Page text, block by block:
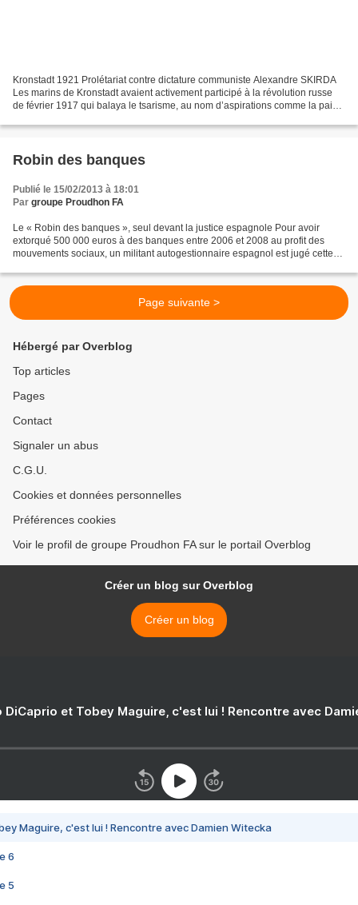
Kronstadt 1921 Prolétariat contre dictature communiste Alexandre SKIRDA
Les marins de Kronstadt avaient activement participé à la révolution russe
de février 1917 qui balaya le tsarisme, au nom d’aspirations comme la paix,
Robin des banques
Publié le 15/02/2013 à 18:01
Par groupe Proudhon FA
Le « Robin des banques », seul devant la justice espagnole Pour avoir
extorqué 500 000 euros à des banques entre 2006 et 2008 au profit des
mouvements sociaux, un militant autogestionnaire espagnol est jugé cette
Page suivante >
Hébergé par Overblog
Top articles
Pages
Contact
Signaler un abus
C.G.U.
Cookies et données personnelles
Préférences cookies
Voir le profil de groupe Proudhon FA sur le portail Overblog
Créer un blog sur Overblog
Créer un blog
DiCaprio et Tobey Maguire, c'est lui ! Rencontre avec
Maguire, c'est lui ! Rencontre avec Damien Witecka
6
5